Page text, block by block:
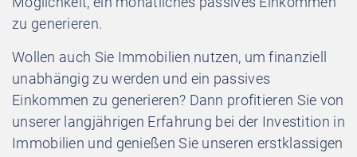
zu generieren.
Wollen auch Sie Immobilien nutzen, um finanziell
unabhängig zu werden und ein passives
Einkommen zu generieren? Dann profitieren Sie von
unserer langjährigen Erfahrung bei der Investition in
Immobilien und genießen Sie unseren erstklassigen